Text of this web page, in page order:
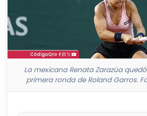
La mexicana Renata Zarazúa
primera ronda de Roland Garros.